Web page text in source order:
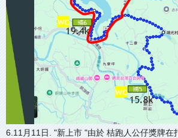
6.11月11日. "新上市 "由於 桔跑人公仔獎牌在